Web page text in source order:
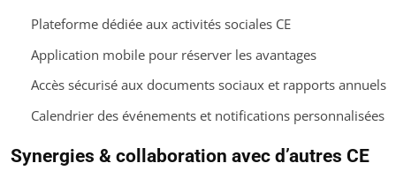
Plateforme dédiée aux activités sociales CE
Application mobile pour réserver les avantages
Accès sécurisé aux documents sociaux et rapports annuels
Calendrier des événements et notifications personnalisées
Synergies & collaboration avec d’autres CE